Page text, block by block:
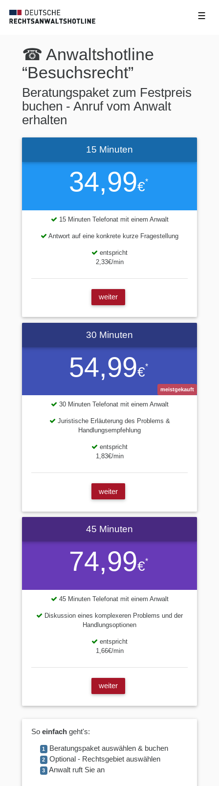
☰
☎ Anwaltshotline
“Besuchsrecht”
Beratungspaket zum Festpreis
buchen - Anruf vom Anwalt
erhalten
34,99€*
15 Minuten
15 Minuten Telefonat mit einem Anwalt
Antwort auf eine konkrete kurze Fragestellung
entspricht
2,33€/min
weiter
54,99€*
30 Minuten
meistgekauft
30 Minuten Telefonat mit einem Anwalt
Juristische Erläuterung des Problems &
Handlungsempfehlung
entspricht
1,83€/min
weiter
74,99€*
45 Minuten
45 Minuten Telefonat mit einem Anwalt
Diskussion eines komplexeren Problems und der
Handlungsoptionen
entspricht
1,66€/min
weiter
So einfachgeht's:
1 Beratungspaket auswählen & buchen
2 Optional - Rechtsgebiet auswählen
3 Anwalt ruft Sie an